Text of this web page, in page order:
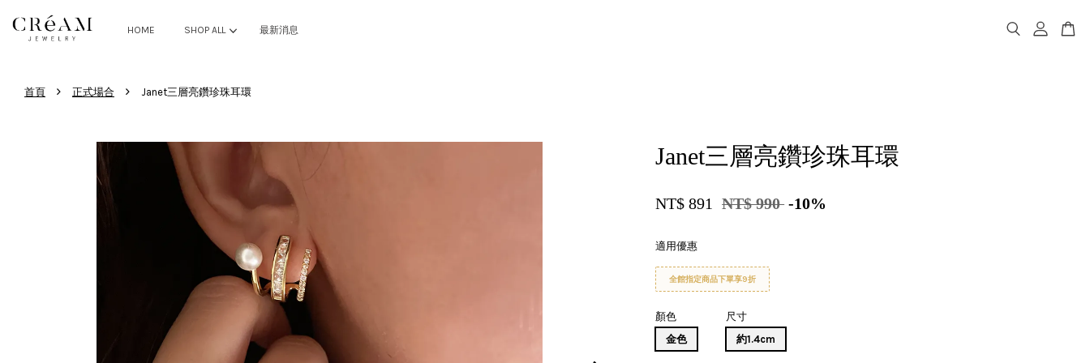
HOME SHOP ALL 最新消息
首頁 › 正式場合 › Janet三層亮鑽珍珠耳環
Janet三層亮鑽珍珠耳環
NT$ 891 NT$ 990 -10%
適用優惠
全館指定商品下單享9折
顏色
金色
尺寸
約1.4cm
您的購物車目前還是空的。